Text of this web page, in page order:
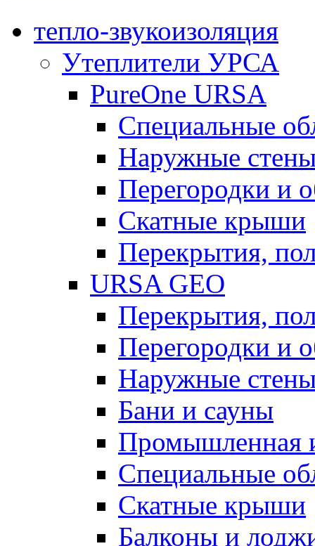
тепло-звукоизоляция
Утеплители УРСА
PureOne URSA
Специальные
Наружные
Перегородки и
Скатные крыши
Перекрытия,
URSA GEO
Перекрытия,
Перегородки и
Наружные
Бани и сауны
Промышленная
Специальные
Скатные крыши
Балконы и